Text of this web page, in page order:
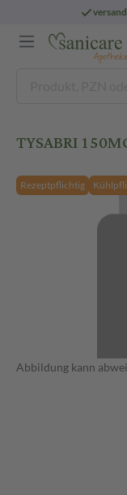
TYSABRI
Rezeptpflichtig
Abbildung kann